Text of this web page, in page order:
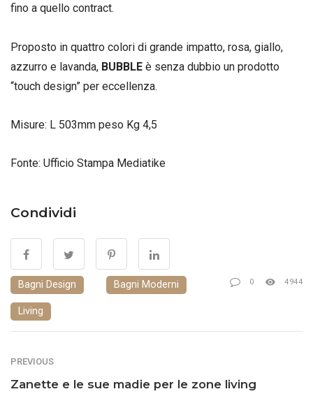
fino a quello contract.
Proposto in quattro colori di grande impatto, rosa, giallo,
azzurro e lavanda, BUBBLE è senza dubbio un prodotto
“touch design” per eccellenza.
Misure: L 503mm peso Kg 4,5
Fonte: Ufficio Stampa Mediatike
Condividi
Bagni Design Bagni Moderni
Living
0 4944
PREVIOUS
Zanette e le sue madie per le zone living